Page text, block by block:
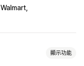
Walmart
顯示功能